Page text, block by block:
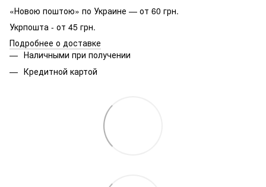
«Новою поштою» по Украине — от 60 грн.
Укрпошта - от 45 грн.
Подробнее о доставке
Наличными при получении
Кредитной картой